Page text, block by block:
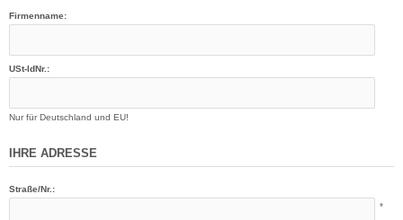
Firmenname:
USt-IdNr.:
Nur für Deutschland und EU!
IHRE ADRESSE
Straße/Nr.:
*